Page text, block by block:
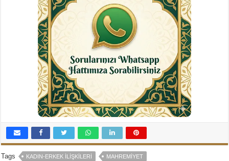
Tags KADIN-ERKEK İLIŞKILERI MAHREMIYET